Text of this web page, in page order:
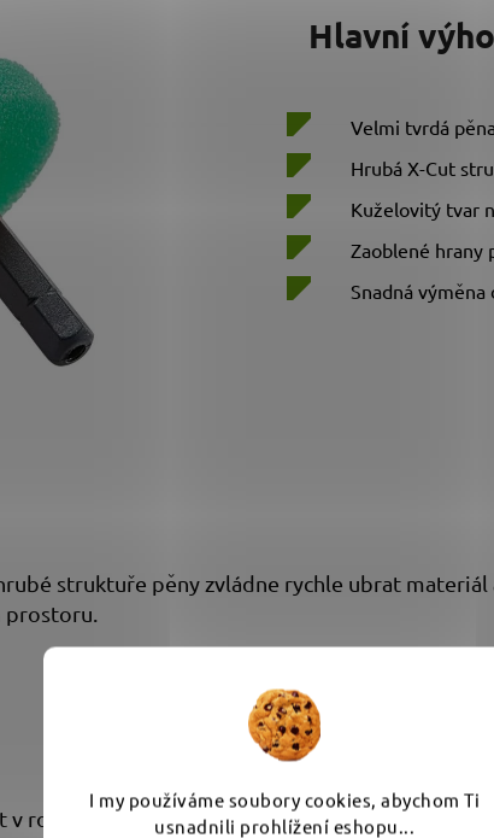
I my používáme soubory cookies, abychom Ti
usnadnili prohlížení eshopu...
Hlavní
Velmi tvrdá
Hrubá X-Cut
Kuželovitý tvar
Zaoblené hrany
Snadná výměna
struktuře pěny zvládne rychle ubrat materiál
prostoru.
rozích, kolem klik dveří nebo mezi paprsky